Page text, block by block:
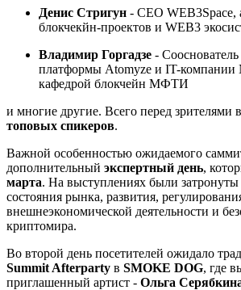
Денис Стригун - CEO WEB3Space,
блокчекйн-проектов и WEB3
Владимир Горгадзе -
платформы Atomyze и IT-компании
кафедрой блокчейн МФТИ
и многие другие. Всего перед зрителями
топовых спикеров.
Важной особенностью ожидаемого
дополнительный экспертный день,
марта. На выступлениях были
состояния рынка, развития,
внешнеэкономической деятельности и
криптомира.
Во второй день посетителей ожидало
Summit Afterparty в SMOKE DOG, где
приглашенный артист - Ольга